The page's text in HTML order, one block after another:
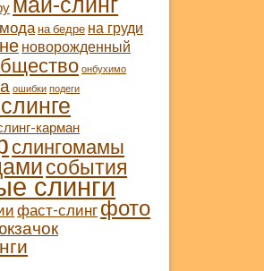
мода на бедре на груди
новорожденный
онбухимо
ошибки подеги
карман
слингомамы
события
слинги
фаст-слинг фото